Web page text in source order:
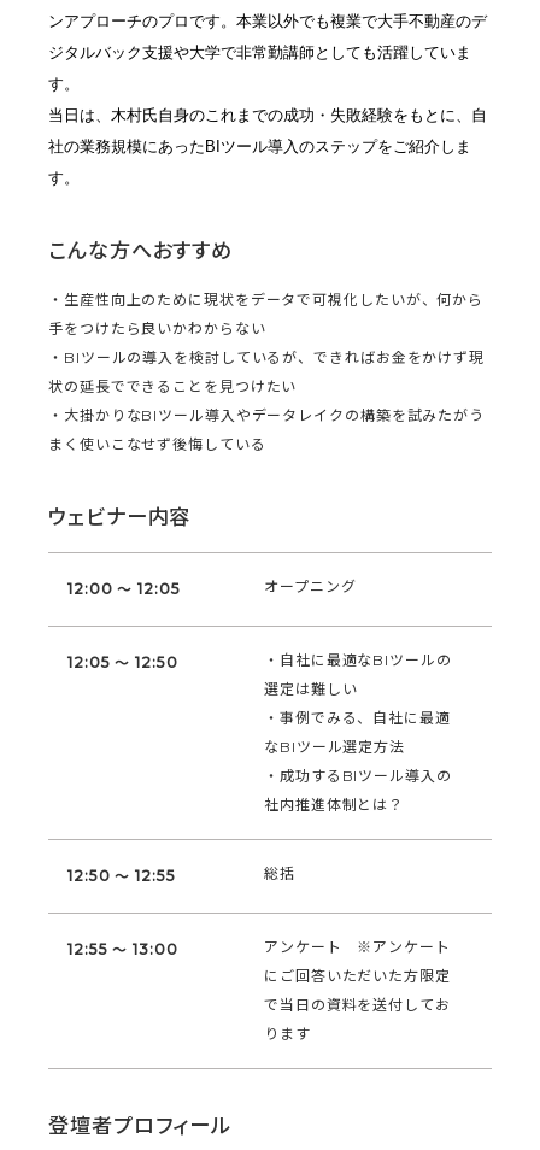
ンアプローチのプロです。本業以外でも複業で大手不動産のデ
ジタルバック支援や大学で非常勤講師としても活躍していま
す。
当日は、木村氏自身のこれまでの成功・失敗経験をもとに、自
社の業務規模にあったBIツール導入のステップをご紹介しま
す。
こんな方へおすすめ
・生産性向上のために現状をデータで可視化したいが、何から
手をつけたら良いかわからない
・BIツールの導入を検討しているが、できればお金をかけず現
状の延長でできることを見つけたい
・大掛かりなBIツール導入やデータレイクの構築を試みたがう
まく使いこなせず後悔している
ウェビナー内容
12:00 ～ 12:05 オープニング
12:05 ～ 12:50
・自社に最適なBIツールの
選定は難しい
・事例でみる、自社に最適
なBIツール選定方法
・成功するBIツール導入の
社内推進体制とは？
12:50 ～ 12:55 総括
12:55 ～ 13:00
アンケート ※アンケート
にご回答いただいた方限定
で当日の資料を送付してお
ります
登壇者プロフィール